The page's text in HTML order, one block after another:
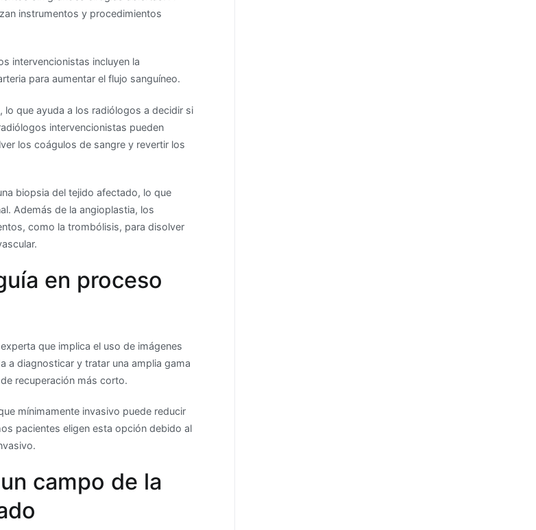
instrumentos y procedimientos
intervencionistas incluyen la
para aumentar el flujo sanguíneo.
que ayuda a los radiólogos a decidir si
intervencionistas pueden
los coágulos de sangre y revertir los
biopsia del tejido afectado, lo que
Además de la angioplastia, los
como la trombólisis, para disolver
en proceso
que implica el uso de imágenes
a diagnosticar y tratar una amplia gama
recuperación más corto.
mínimamente invasivo puede reducir
pacientes eligen esta opción debido al
campo de la